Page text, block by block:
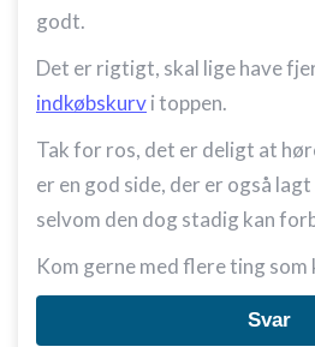
godt.
Det er rigtigt, skal lige have
indkøbskurvi toppen.
Tak for ros, det er deligt at
er en god side, der er også
selvom den dog stadig kan
Kom gerne med flere ting som
Svar